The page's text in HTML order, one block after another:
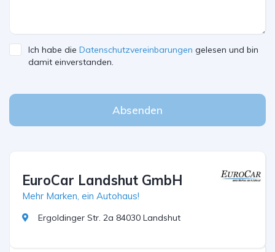
Ich habe die Datenschutzvereinbarungen gelesen und bin
damit einverstanden.
Absenden
EuroCar Landshut GmbH
Mehr Marken, ein Autohaus!
Ergoldinger Str. 2a 84030 Landshut